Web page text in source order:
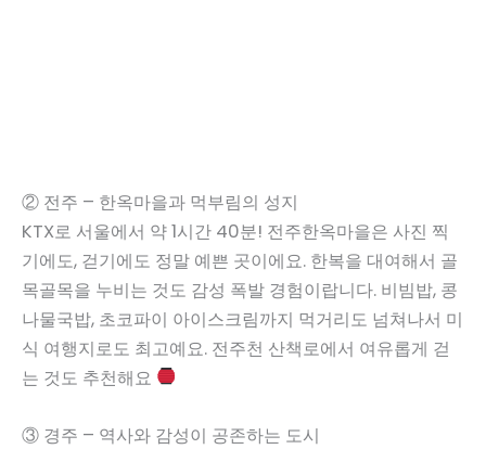
② 전주 – 한옥마을과 먹부림의 성지
KTX로 서울에서 약 1시간 40분! 전주한옥마을은 사진 찍
기에도, 걷기에도 정말 예쁜 곳이에요. 한복을 대여해서 골
목골목을 누비는 것도 감성 폭발 경험이랍니다. 비빔밥, 콩
나물국밥, 초코파이 아이스크림까지 먹거리도 넘쳐나서 미
식 여행지로도 최고예요. 전주천 산책로에서 여유롭게 걷
는 것도 추천해요
③ 경주 – 역사와 감성이 공존하는 도시